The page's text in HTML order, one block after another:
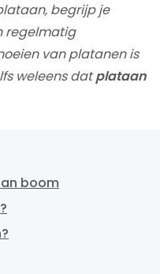
begrijp je
regelmatig
van platanen is
weleens datplataan
boom